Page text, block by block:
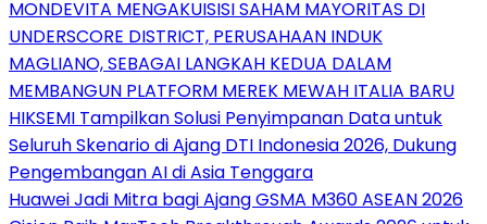
MONDEVITA MENGAKUISISI SAHAM MAYORITAS DI
UNDERSCORE DISTRICT, PERUSAHAAN INDUK
MAGLIANO, SEBAGAI LANGKAH KEDUA DALAM
MEMBANGUN PLATFORM MEREK MEWAH ITALIA BARU
HIKSEMI Tampilkan Solusi Penyimpanan Data untuk
Seluruh Skenario di Ajang DTI Indonesia 2026, Dukung
Pengembangan AI di Asia Tenggara
Huawei Jadi Mitra bagi Ajang GSMA M360 ASEAN 2026